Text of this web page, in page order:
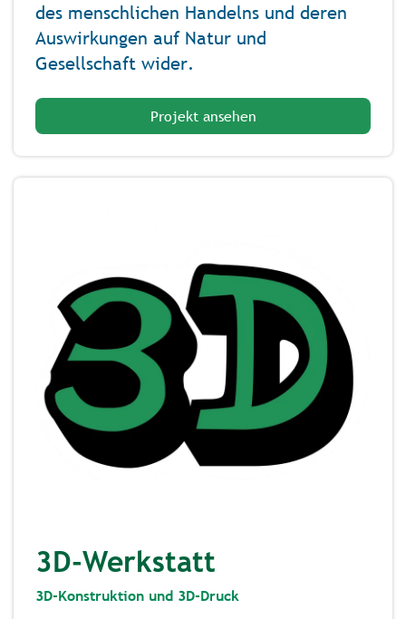
des menschlichen Handelns und deren
Auswirkungen auf Natur und
Gesellschaft wider.
Projekt ansehen
3D-Werkstatt
3D-Konstruktion und 3D-Druck